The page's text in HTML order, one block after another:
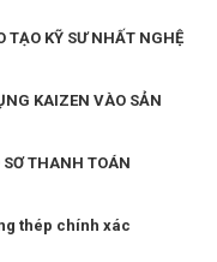
TẠO KỸ SƯ NHẤT NGHỆ
KAIZEN VÀO SẢN
THANH TOÁN
thép chính xác